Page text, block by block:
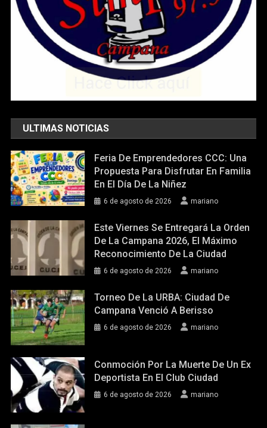
ULTIMAS NOTICIAS
Feria De Emprendedores CCC: Una
Propuesta Para Disfrutar En Familia
En El Día De La Niñez
6 de agosto de 2026 mariano
Este Viernes Se Entregará La Orden
De La Campana 2026, El Máximo
Reconocimiento De La Ciudad
6 de agosto de 2026 mariano
Torneo De La URBA: Ciudad De
Campana Venció A Berisso
6 de agosto de 2026 mariano
Conmoción Por La Muerte De Un Ex
Deportista En El Club Ciudad
6 de agosto de 2026 mariano